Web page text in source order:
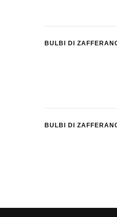
BULBI DI
BULBI DI